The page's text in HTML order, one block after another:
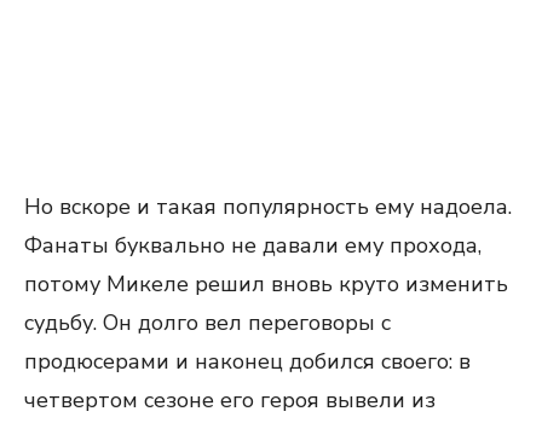
Но вскоре и такая популярность ему надоела.
Фанаты буквально не давали ему прохода,
потому Микеле решил вновь круто изменить
судьбу. Он долго вел переговоры с
продюсерами и наконец добился своего: в
четвертом сезоне его героя вывели из